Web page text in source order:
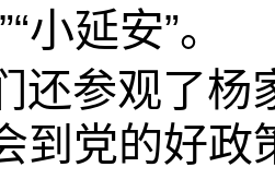
”“小延安”。
还参观了杨
到党的好政